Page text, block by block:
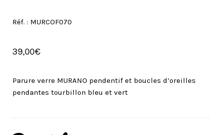
Réf. : MURCOF070
39,00€
Parure verre MURANO pendentif et boucles d’oreilles
pendantes tourbillon bleu et vert